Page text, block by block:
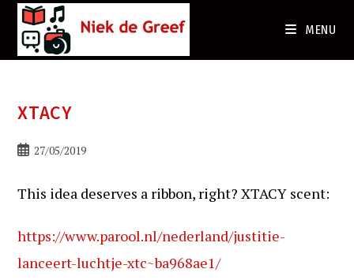
MENU
XTACY
Bericht27/05/2019
This idea deserves a ribbon, right? XTACY scent:
https://www.parool.nl/nederland/justitie-
lanceert-luchtje-xtc~ba968ae1/